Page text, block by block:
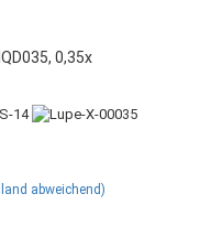
0,35x
abweichend)